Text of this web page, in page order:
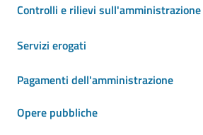
Controlli e rilievi sull'amministrazione
Servizi erogati
Pagamenti dell'amministrazione
Opere pubbliche